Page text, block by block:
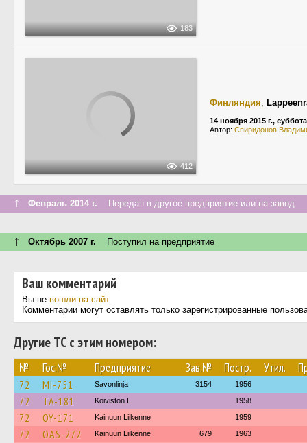
183
412
Финляндия,
14 ноября 2015 г., суббота
Автор: Спиридонов
↑ Февраль 2014 г. Передан в другое предприятие или на завод
↑ Октябрь 2007 г. Поступил на предприятие
Ваш комментарий
Вы не вошли на сайт.
Комментарии могут оставлять только зарегистрированные
Другие ТС с этим номером:
№ Гос.№ Предприятие Зав.№ Постр. Утил.
72 MI-751 Savonlinja 3154 1956
72 TA-181 Koiviston L 1958
72 OY-171 Kainuun Liikenne 1959
72 OAS-272 Kainuun Liikenne 679 1963